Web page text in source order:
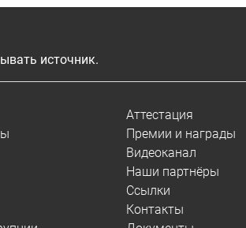
источник.
Аттестация
Премии и награды
Видеоканал
Наши партнёры
Ссылки
Контакты